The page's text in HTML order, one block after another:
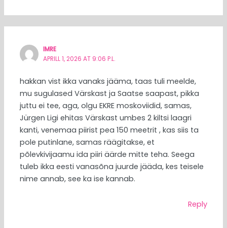
IMRE
APRILL 1, 2026 AT 9:06 P.L.
hakkan vist ikka vanaks jääma, taas tuli meelde,
mu sugulased Värskast ja Saatse saapast, pikka
juttu ei tee, aga, olgu EKRE moskoviidid, samas,
Jürgen Ligi ehitas Värskast umbes 2 kiltsi laagri
kanti, venemaa piirist pea 150 meetrit , kas siis ta
pole putinlane, samas räägitakse, et
põlevkivijaamu ida piiri äärde mitte teha. Seega
tuleb ikka eesti vanasõna juurde jääda, kes teisele
nime annab, see ka ise kannab.
Reply